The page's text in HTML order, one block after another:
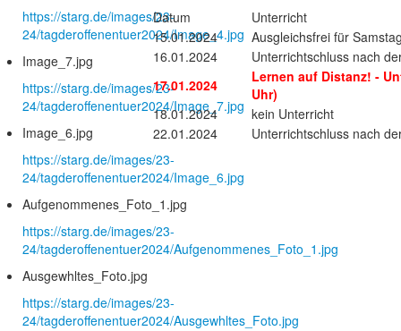
https://starg.de/images/23-
24/tagderoffenentuer2024/Image_4.jpg
Image_7.jpg
https://starg.de/images/23-
24/tagderoffenentuer2024/Image_7.jpg
Image_6.jpg
https://starg.de/images/23-
24/tagderoffenentuer2024/Image_6.jpg
Aufgenommenes_Foto_1.jpg
https://starg.de/images/23-
24/tagderoffenentuer2024/Aufgenommenes_Foto_1.jpg
Ausgewhltes_Foto.jpg
https://starg.de/images/23-
24/tagderoffenentuer2024/Ausgewhltes_Foto.jpg
Datum
Unterricht
15.01.2024
Ausgleichsfrei für
16.01.2024
Unterrichtschluss nach
17.01.2024
Lernen auf Distanz! -
Uhr)
18.01.2024
kein Unterricht
22.01.2024
Unterrichtschluss nach